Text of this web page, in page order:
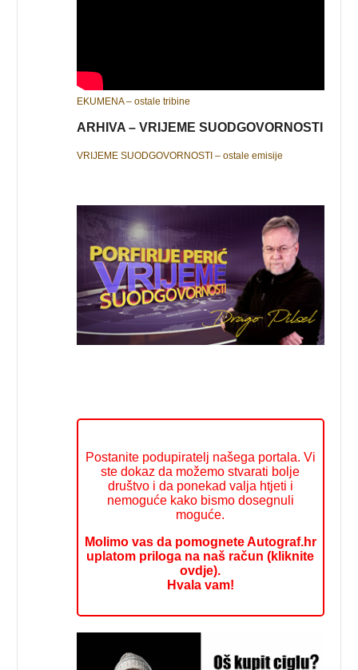
EKUMENA – ostale tribine
ARHIVA – VRIJEME SUODGOVORNOSTI
VRIJEME SUODGOVORNOSTI – ostale emisije
Postanite podupiratelj našega portala. Vi
ste dokaz da možemo stvarati bolje
društvo i da ponekad valja htjeti i
nemoguće kako bismo dosegnuli
moguće.
Molimo vas da pomognete Autograf.hr
uplatom priloga na naš račun (kliknite
ovdje).
Hvala vam!